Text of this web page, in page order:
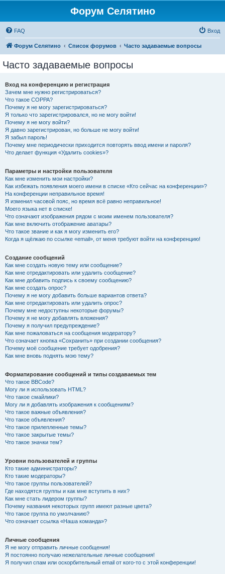
Форум Селятино
FAQ Вход
Форум Селятино Список форумов Часто задаваемые вопросы
Часто задаваемые вопросы
Вход на конференцию и регистрация
Зачем мне нужно регистрироваться?
Что такое COPPA?
Почему я не могу зарегистрироваться?
Я только что зарегистрировался, но не могу войти!
Почему я не могу войти?
Я давно зарегистрирован, но больше не могу войти!
Я забыл пароль!
Почему мне периодически приходится повторять ввод имени и пароля?
Что делает функция «Удалить cookies»?
Параметры и настройки пользователя
Как мне изменить мои настройки?
Как избежать появления моего имени в списке «Кто сейчас на конференции»?
На конференции неправильное время!
Я изменил часовой пояс, но время всё равно неправильное!
Моего языка нет в списке!
Что означают изображения рядом с моим именем пользователя?
Как мне включить отображение аватары?
Что такое звание и как я могу изменить его?
Когда я щёлкаю по ссылке «email», от меня требуют войти на конференцию!
Создание сообщений
Как мне создать новую тему или сообщение?
Как мне отредактировать или удалить сообщение?
Как мне добавить подпись к своему сообщению?
Как мне создать опрос?
Почему я не могу добавить больше вариантов ответа?
Как мне отредактировать или удалить опрос?
Почему мне недоступны некоторые форумы?
Почему я не могу добавлять вложения?
Почему я получил предупреждение?
Как мне пожаловаться на сообщения модератору?
Что означает кнопка «Сохранить» при создании сообщения?
Почему моё сообщение требует одобрения?
Как мне вновь поднять мою тему?
Форматирование сообщений и типы создаваемых тем
Что такое BBCode?
Могу ли я использовать HTML?
Что такое смайлики?
Могу ли я добавлять изображения к сообщениям?
Что такое важные объявления?
Что такое объявления?
Что такое прилепленные темы?
Что такое закрытые темы?
Что такое значки тем?
Уровни пользователей и группы
Кто такие администраторы?
Кто такие модераторы?
Что такое группы пользователей?
Где находятся группы и как мне вступить в них?
Как мне стать лидером группы?
Почему названия некоторых групп имеют разные цвета?
Что такое группа по умолчанию?
Что означает ссылка «Наша команда»?
Личные сообщения
Я не могу отправить личные сообщения!
Я постоянно получаю нежелательные личные сообщения!
Я получил спам или оскорбительный email от кого-то с этой конференции!